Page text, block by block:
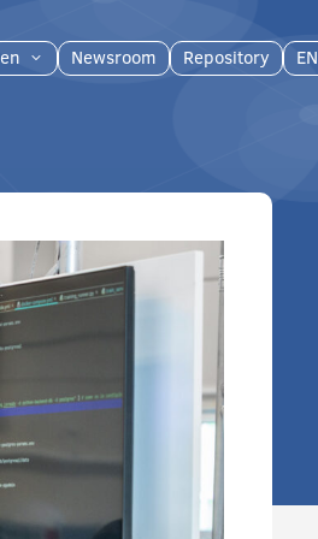
3 Newsroom Repository EN